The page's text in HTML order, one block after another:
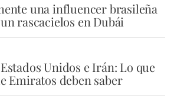
una influencer brasileña
rascacielos en Dubái
Unidos e Irán: Lo que
Emiratos deben saber